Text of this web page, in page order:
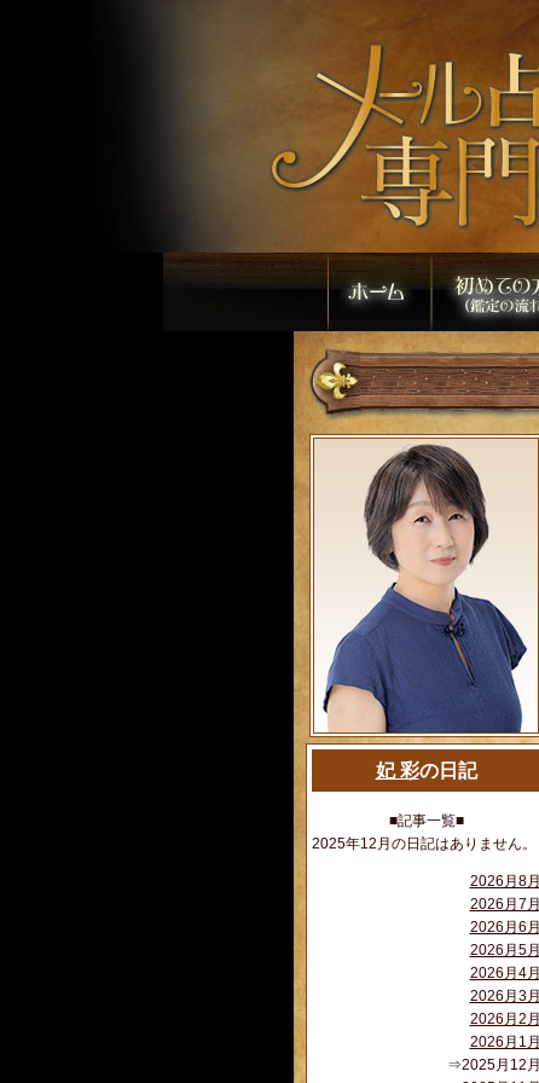
妃 彩の日記
■記事一覧■
2025年12月の日記はありません。
2026月8月
2026月7月
2026月6月
2026月5月
2026月4月
2026月3月
2026月2月
2026月1月
⇒2025月12月